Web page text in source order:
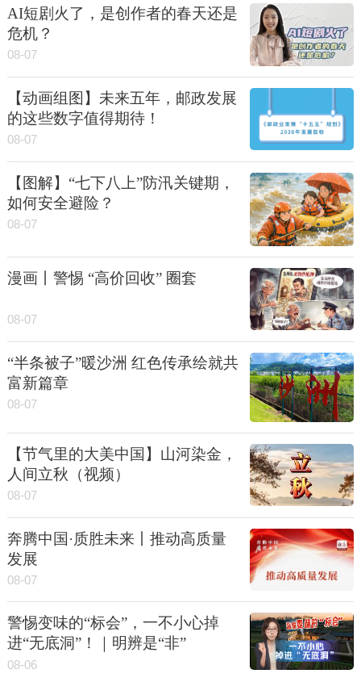
AI短剧火了，是创作者的春天还是
危机？
08-07
【动画组图】未来五年，邮政发展
的这些数字值得期待！
08-07
【图解】“七下八上”防汛关键期，
如何安全避险？
08-07
漫画丨警惕 “高价回收” 圈套
08-07
“半条被子”暖沙洲 红色传承绘就共
富新篇章
08-07
【节气里的大美中国】山河染金，
人间立秋（视频）
08-07
奔腾中国·质胜未来丨推动高质量
发展
08-07
警惕变味的“标会”，一不小心掉
进“无底洞”！｜明辨是“非”
08-06